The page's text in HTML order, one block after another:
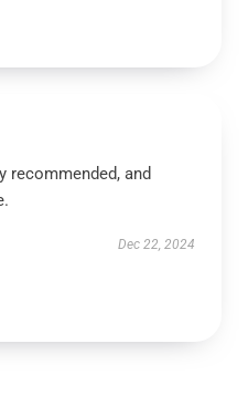
recommended, and
Dec 22, 2024